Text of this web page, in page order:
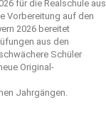
für die Realschule aus
Vorbereitung auf den
2026 bereitet
aus den
Schüler
Original-
Jahrgängen.